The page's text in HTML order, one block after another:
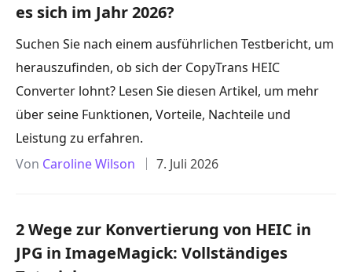
es sich im Jahr 2026?
Suchen Sie nach einem ausführlichen Testbericht, um
herauszufinden, ob sich der CopyTrans HEIC
Converter lohnt? Lesen Sie diesen Artikel, um mehr
über seine Funktionen, Vorteile, Nachteile und
Leistung zu erfahren.
Von Caroline Wilson 7. Juli 2026
2 Wege zur Konvertierung von HEIC in
JPG in ImageMagick: Vollständiges